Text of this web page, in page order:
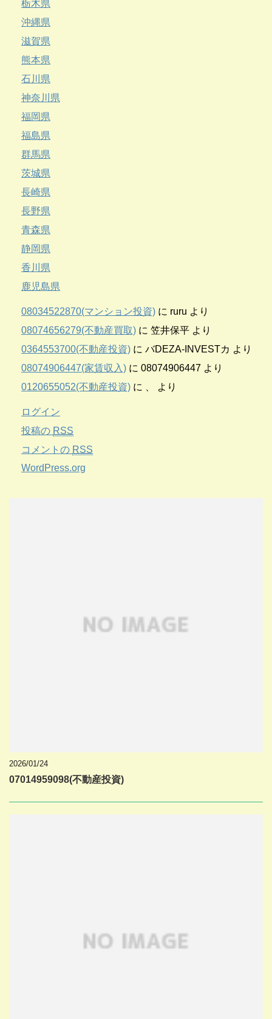
栃木県
沖縄県
滋賀県
熊本県
石川県
神奈川県
福岡県
福島県
群馬県
茨城県
長崎県
長野県
青森県
静岡県
香川県
鹿児島県
08034522870(マンション投資) に ruru より
08074656279(不動産買取) に 笠井保平 より
0364553700(不動産投資) に バDEZA-INVESTカ より
08074906447(家賃収入) に 08074906447 より
0120655052(不動産投資) に より
ログイン
投稿の RSS
コメントの RSS
WordPress.org
2026/01/24
07014959098(不動産投資)